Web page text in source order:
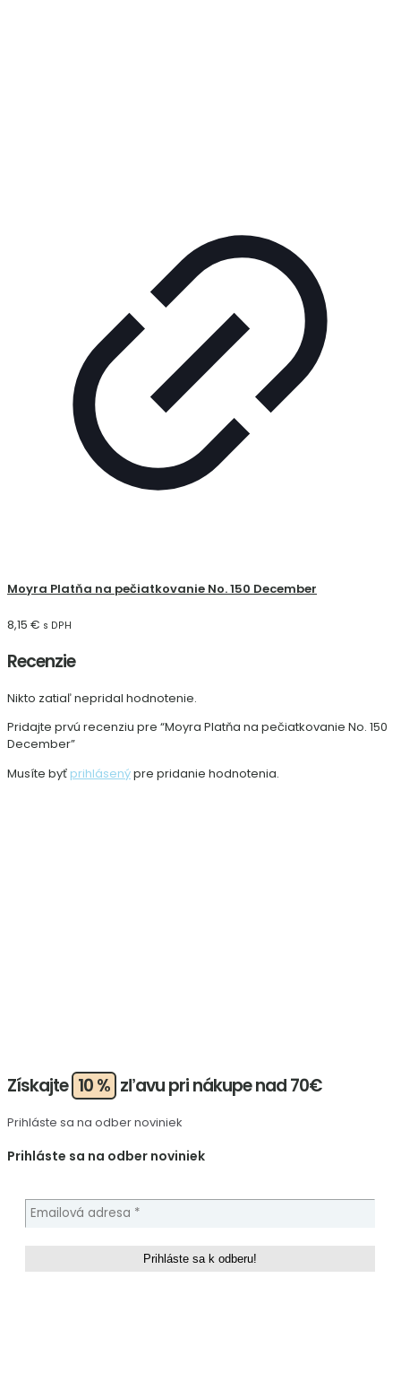
Moyra Platňa na pečiatkovanie No. 150 December
8,15 € s DPH
Recenzie
Nikto zatiaľ nepridal hodnotenie.
Pridajte prvú recenziu pre “Moyra Platňa na pečiatkovanie No. 150
December”
Musíte byť prihlásenýpre pridanie hodnotenia.
Získajte 10 % zľavu pri nákupe nad 70€
Prihláste sa na odber noviniek
Prihláste sa na odber noviniek